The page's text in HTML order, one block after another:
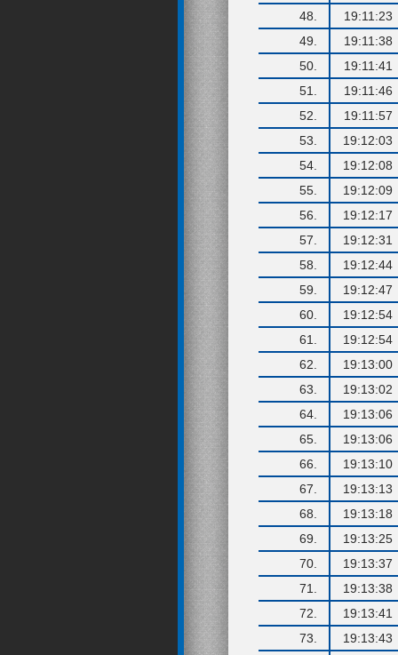
48.
19:11:23
49.
19:11:38
50.
19:11:41
51.
19:11:46
52.
19:11:57
53.
19:12:03
54.
19:12:08
55.
19:12:09
56.
19:12:17
57.
19:12:31
58.
19:12:44
59.
19:12:47
60.
19:12:54
61.
19:12:54
62.
19:13:00
63.
19:13:02
64.
19:13:06
65.
19:13:06
66.
19:13:10
67.
19:13:13
68.
19:13:18
69.
19:13:25
70.
19:13:37
71.
19:13:38
72.
19:13:41
73.
19:13:43